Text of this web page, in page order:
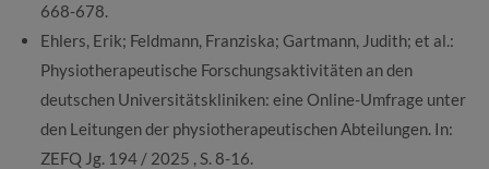
668-678.
Ehlers, Erik; Feldmann, Franziska; Gartmann, Judith; et al.:
Physiotherapeutische Forschungsaktivitäten an den
deutschen Universitätskliniken: eine Online-Umfrage unter
den Leitungen der physiotherapeutischen Abteilungen. In:
ZEFQ Jg. 194 / 2025 , S. 8-16.